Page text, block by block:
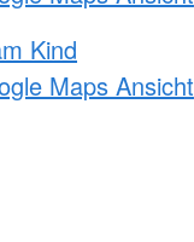
Kind
Maps Ansicht